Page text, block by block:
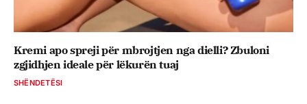
Kremi apo spreji për mbrojtjen nga dielli? Zbuloni
zgjidhjen ideale për lëkurën tuaj
SHËNDETËSI